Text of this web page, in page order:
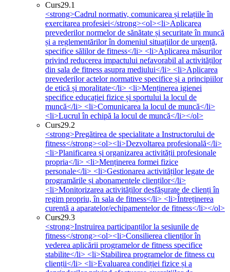
Curs29.1
<strong>Cadrul normativ, comunicarea și relațiile în
exercitarea profesiei</strong><ol><li>Aplicarea
prevederilor normelor de sănătate și securitate în muncă
și a reglementărilor în domeniul situațiilor de urgență,
specifice sălilor de fitness</li> <li>Aplicarea măsurilor
privind reducerea impactului nefavorabil al activităților
din sala de fitness asupra mediului</li> <li>Aplicarea
prevederilor actelor normative specifice și a principiilor
de etică și moralitate</li> <li>Menținerea igienei
specifice educației fizice și sportului la locul de
muncă</li> <li>Comunicarea la locul de muncă</li>
<li>Lucrul în echipă la locul de muncă</li></ol>
Curs29.2
<strong>Pregătirea de specialitate a Instructorului de
fitness</strong><ol><li>Dezvoltarea profesională</li>
<li>Planificarea și organizarea activității profesionale
propria</li> <li>Menținerea formei fizice
personale</li> <li>Gestionarea activităților legate de
programările și abonamentele clienților</li>
<li>Monitorizarea activităților desfășurate de clienți în
regim propriu, în sala de fitness</li> <li>Întreținerea
curentă a aparatelor/echipamentelor de fitness</li></ol>
Curs29.3
<strong>Instruirea participanților la sesiunile de
fitness</strong><ol><li>Consilierea clienților în
vederea aplicării programelor de fitness specifice
stabilite</li> <li>Stabilirea programelor de fitness cu
clienții</li> <li>Evaluarea condiției fizice și a